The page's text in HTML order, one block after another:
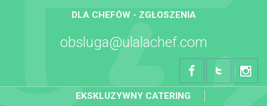
DLA CHEFÓW - ZGŁOSZENIA
obsluga@ulalachef.com
EKSKLUZYWNY CATERING